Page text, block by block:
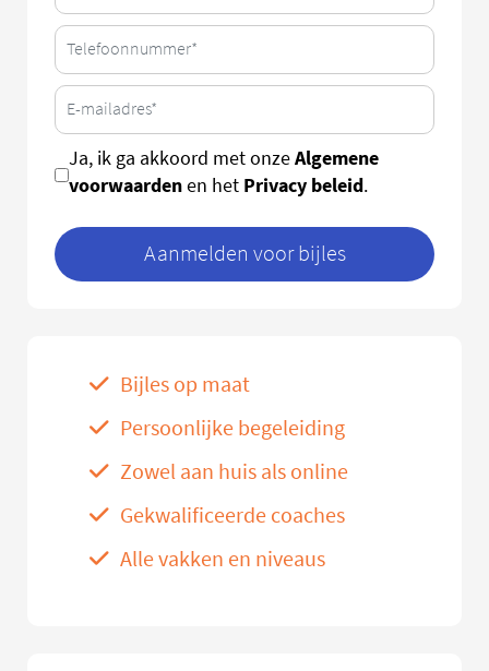
Ja, ik ga akkoord met onzeAlgemene
voorwaardenen het Privacy beleid.
Aanmelden voor bijles
Bijles op maat
Persoonlijke begeleiding
Zowel aan huis als online
Gekwalificeerde coaches
Alle vakken en niveaus